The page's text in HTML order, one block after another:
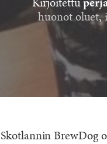
Kirjoitettu
huonot oluet,
Skotlannin BrewDog